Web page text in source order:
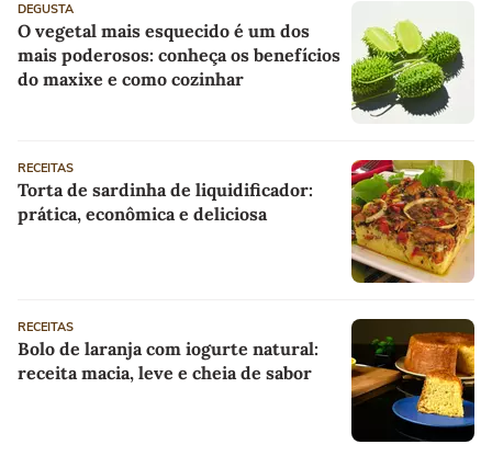
DEGUSTA
O vegetal mais esquecido é um dos
mais poderosos: conheça os benefícios
do maxixe e como cozinhar
RECEITAS
Torta de sardinha de liquidificador:
prática, econômica e deliciosa
RECEITAS
Bolo de laranja com iogurte natural:
receita macia, leve e cheia de sabor